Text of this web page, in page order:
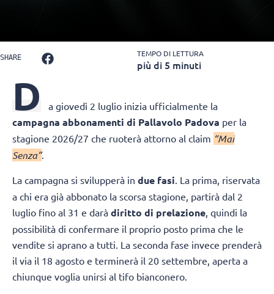
SHARE TEMPO DI LETTURA
più di 5 minuti
D a giovedì 2 luglio inizia ufficialmente la
campagna abbonamenti di Pallavolo Padova per la
stagione 2026/27 che ruoterà attorno al claim “Mai
Senza”.
La campagna si svilupperà in due fasi. La prima, riservata
a chi era già abbonato la scorsa stagione, partirà dal 2
luglio fino al 31 e darà diritto di prelazione, quindi la
possibilità di confermare il proprio posto prima che le
vendite si aprano a tutti. La seconda fase invece prenderà
il via il 18 agosto e terminerà il 20 settembre, aperta a
chiunque voglia unirsi al tifo bianconero.